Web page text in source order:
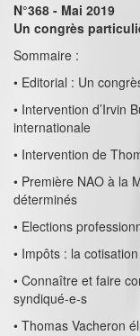
N°368 - Mai 2019
Un congrès
Sommaire :
• Editorial : Un
• Intervention d’Irvin
internationale
• Intervention de
• Première NAO à la
déterminés
• Elections
• Impôts : la
• Connaître et faire
syndiqué-e-s
• Thomas Vacheron